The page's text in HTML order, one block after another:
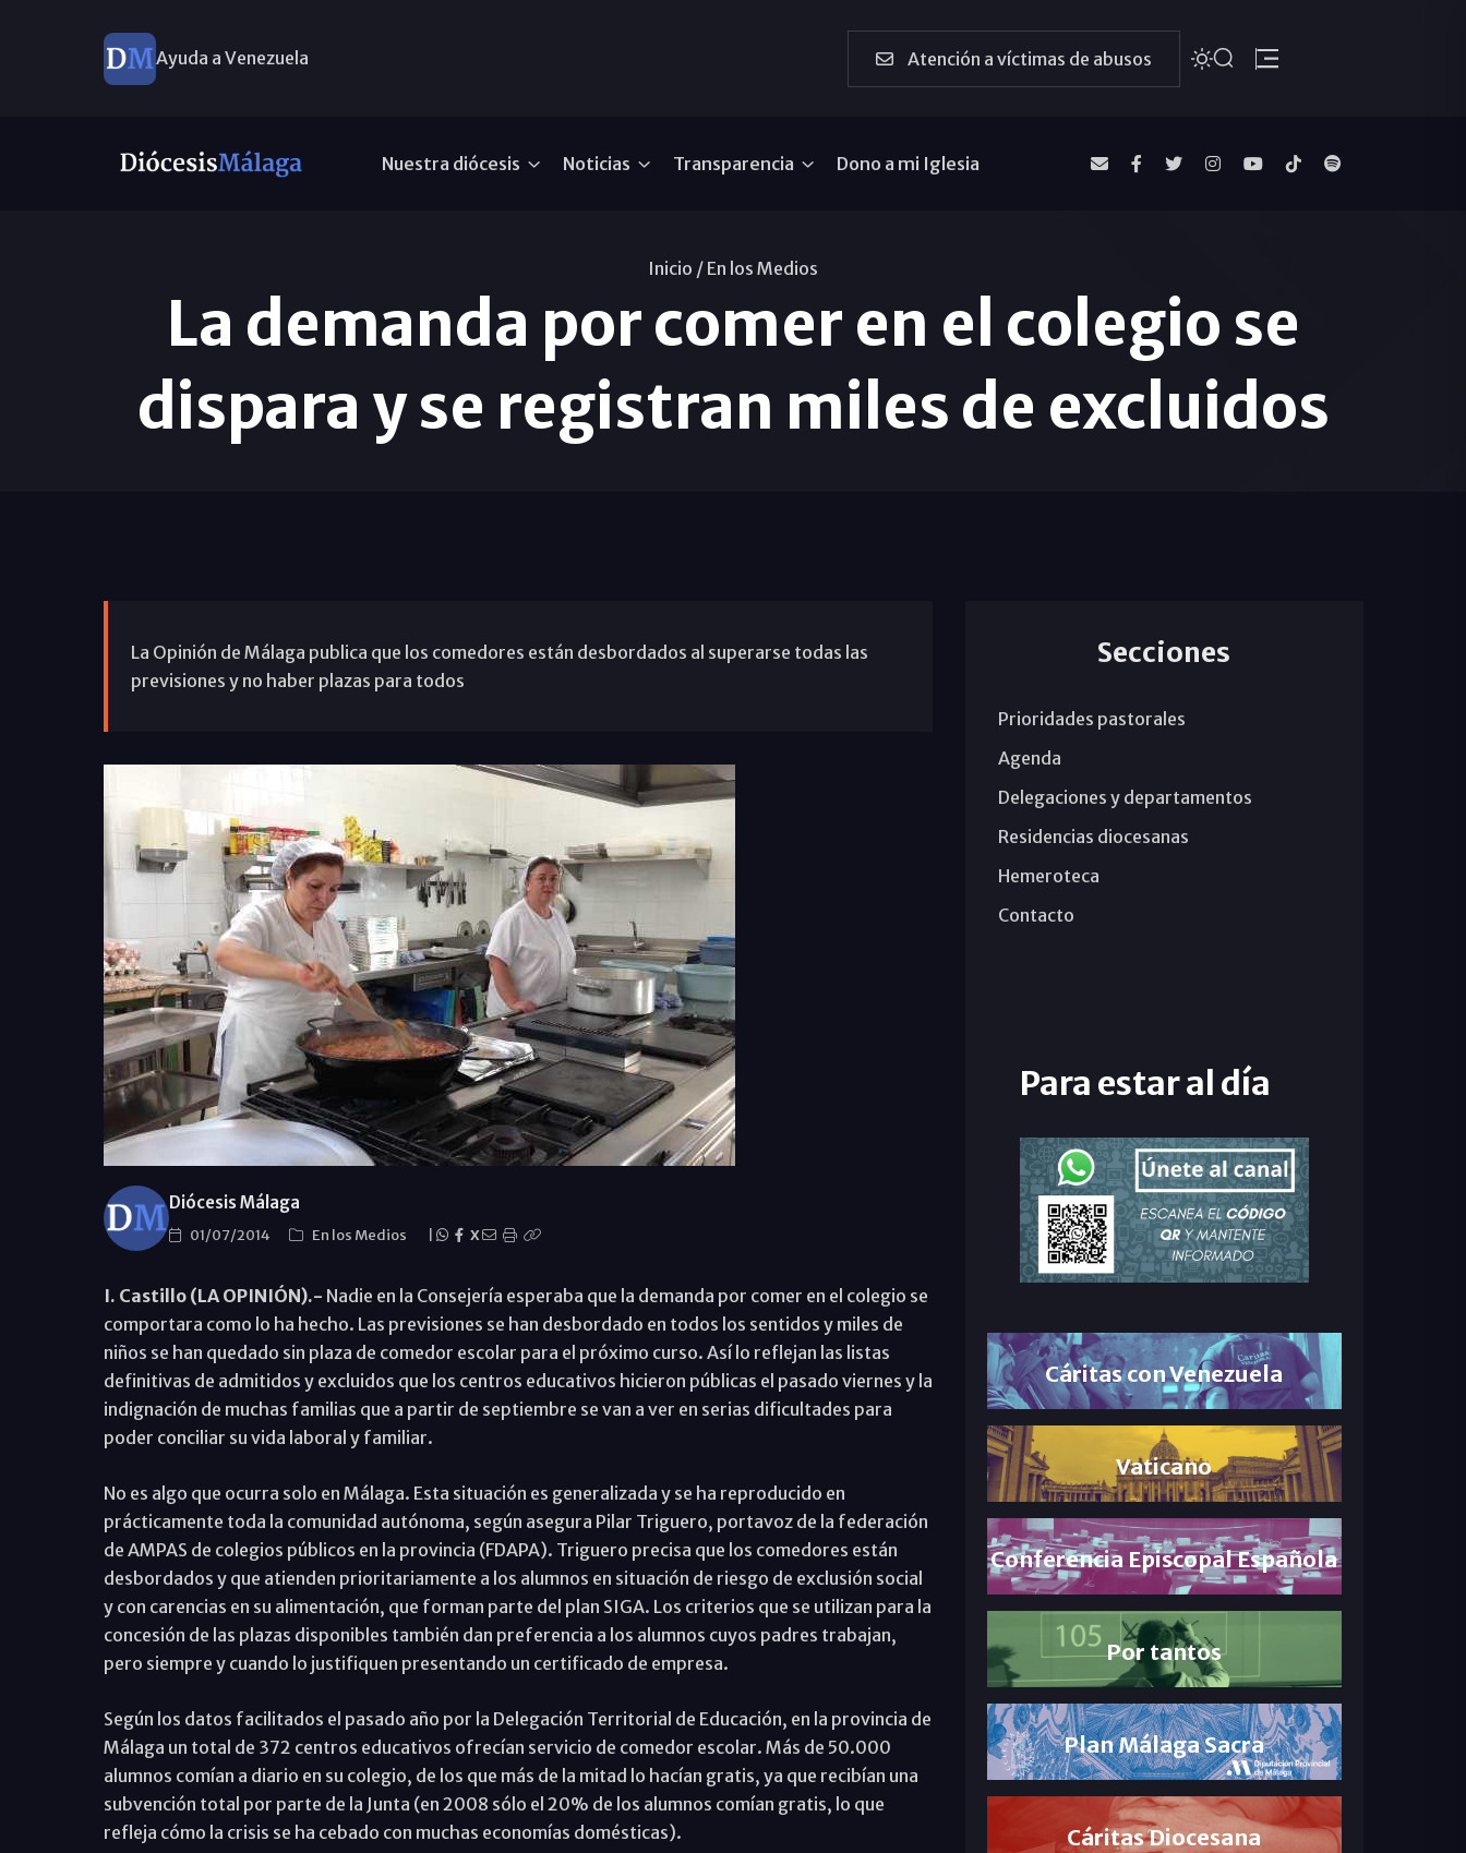
Ayuda a Venezuela Atención a víctimas de abusos
Nuestra diócesis Noticias Transparencia Dono a mi Iglesia
Inicio / En los Medios
La demanda por comer en el colegio se
dispara y se registran miles de excluidos
La Opinión de Málaga publica que los comedores están desbordados al superarse todas las
previsiones y no haber plazas para todos
Diócesis Málaga
01/07/2014 En los Medios X
I. Castillo (LA OPINIÓN).- Nadie en la Consejería esperaba que la demanda por comer en el colegio se
comportara como lo ha hecho. Las previsiones se han desbordado en todos los sentidos y miles de
niños se han quedado sin plaza de comedor escolar para el próximo curso. Así lo reflejan las listas
definitivas de admitidos y excluidos que los centros educativos hicieron públicas el pasado viernes y la
indignación de muchas familias que a partir de septiembre se van a ver en serias dificultades para
poder conciliar su vida laboral y familiar.
No es algo que ocurra solo en Málaga. Esta situación es generalizada y se ha reproducido en
prácticamente toda la comunidad autónoma, según asegura Pilar Triguero, portavoz de la federación
de AMPAS de colegios públicos en la provincia (FDAPA). Triguero precisa que los comedores están
desbordados y que atienden prioritariamente a los alumnos en situación de riesgo de exclusión social
y con carencias en su alimentación, que forman parte del plan SIGA. Los criterios que se utilizan para la
concesión de las plazas disponibles también dan preferencia a los alumnos cuyos padres trabajan,
pero siempre y cuando lo justifiquen presentando un certificado de empresa.
Según los datos facilitados el pasado año por la Delegación Territorial de Educación, en la provincia de
Málaga un total de 372 centros educativos ofrecían servicio de comedor escolar. Más de 50.000
alumnos comían a diario en su colegio, de los que más de la mitad lo hacían gratis, ya que recibían una
subvención total por parte de la Junta (en 2008 sólo el 20% de los alumnos comían gratis, lo que
refleja cómo la crisis se ha cebado con muchas economías domésticas).
Secciones
Prioridades pastorales
Agenda
Delegaciones y departamentos
Residencias diocesanas
Hemeroteca
Contacto
Para estar al día
Cáritas con Venezuela
Vaticano
Conferencia Episcopal Española
Por tantos
Plan Málaga Sacra
Cáritas Diocesana